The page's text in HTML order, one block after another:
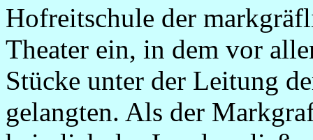
Hofreitschule der
Theater ein, in dem vor
Stücke unter der Leitung
gelangten. Als der